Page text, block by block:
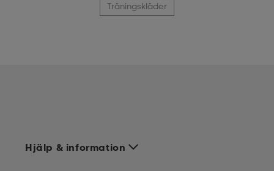
Träningskläder
Hjälp & information